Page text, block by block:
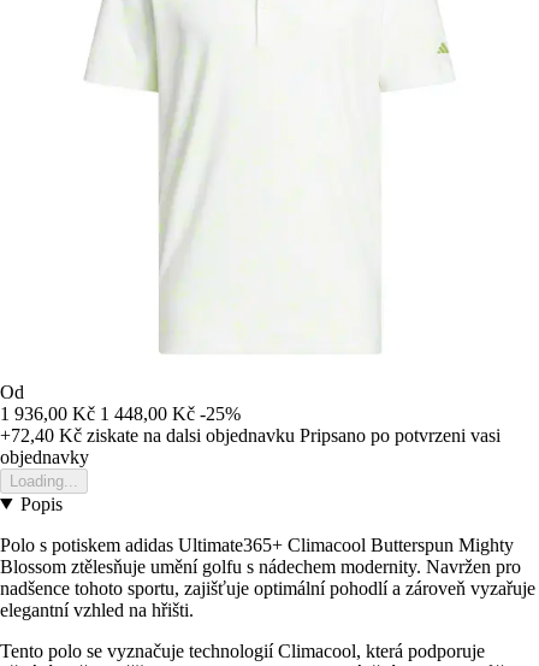
Od
1 936,00 Kč 1 448,00 Kč -25%
+72,40 Kč ziskate na dalsi objednavku Pripsano po potvrzeni vasi
objednavky
Loading...
Popis
Polo s potiskem adidas Ultimate365+ Climacool Butterspun Mighty
Blossom ztělesňuje umění golfu s nádechem modernity. Navržen pro
nadšence tohoto sportu, zajišťuje optimální pohodlí a zároveň vyzařuje
elegantní vzhled na hřišti.
Tento polo se vyznačuje technologií Climacool, která podporuje